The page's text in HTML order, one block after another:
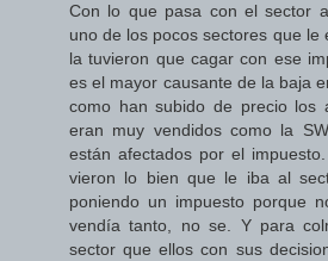
Con lo que pasa con el sector
uno de los pocos sectores que le
la tuvieron que cagar con ese
es el mayor causante de la baja
como han subido de precio los
eran muy vendidos como la
están afectados por el
vieron lo bien que le iba al
poniendo un impuesto porque
vendía tanto, no se. Y para
sector que ellos con sus